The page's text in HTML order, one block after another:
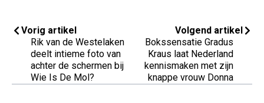
Vorig artikel
Rik van de Westelaken
deelt intieme foto van
achter de schermen bij
Wie Is De Mol?
Volgend artikel
Bokssensatie Gradus
Kraus laat Nederland
kennismaken met zijn
knappe vrouw Donna